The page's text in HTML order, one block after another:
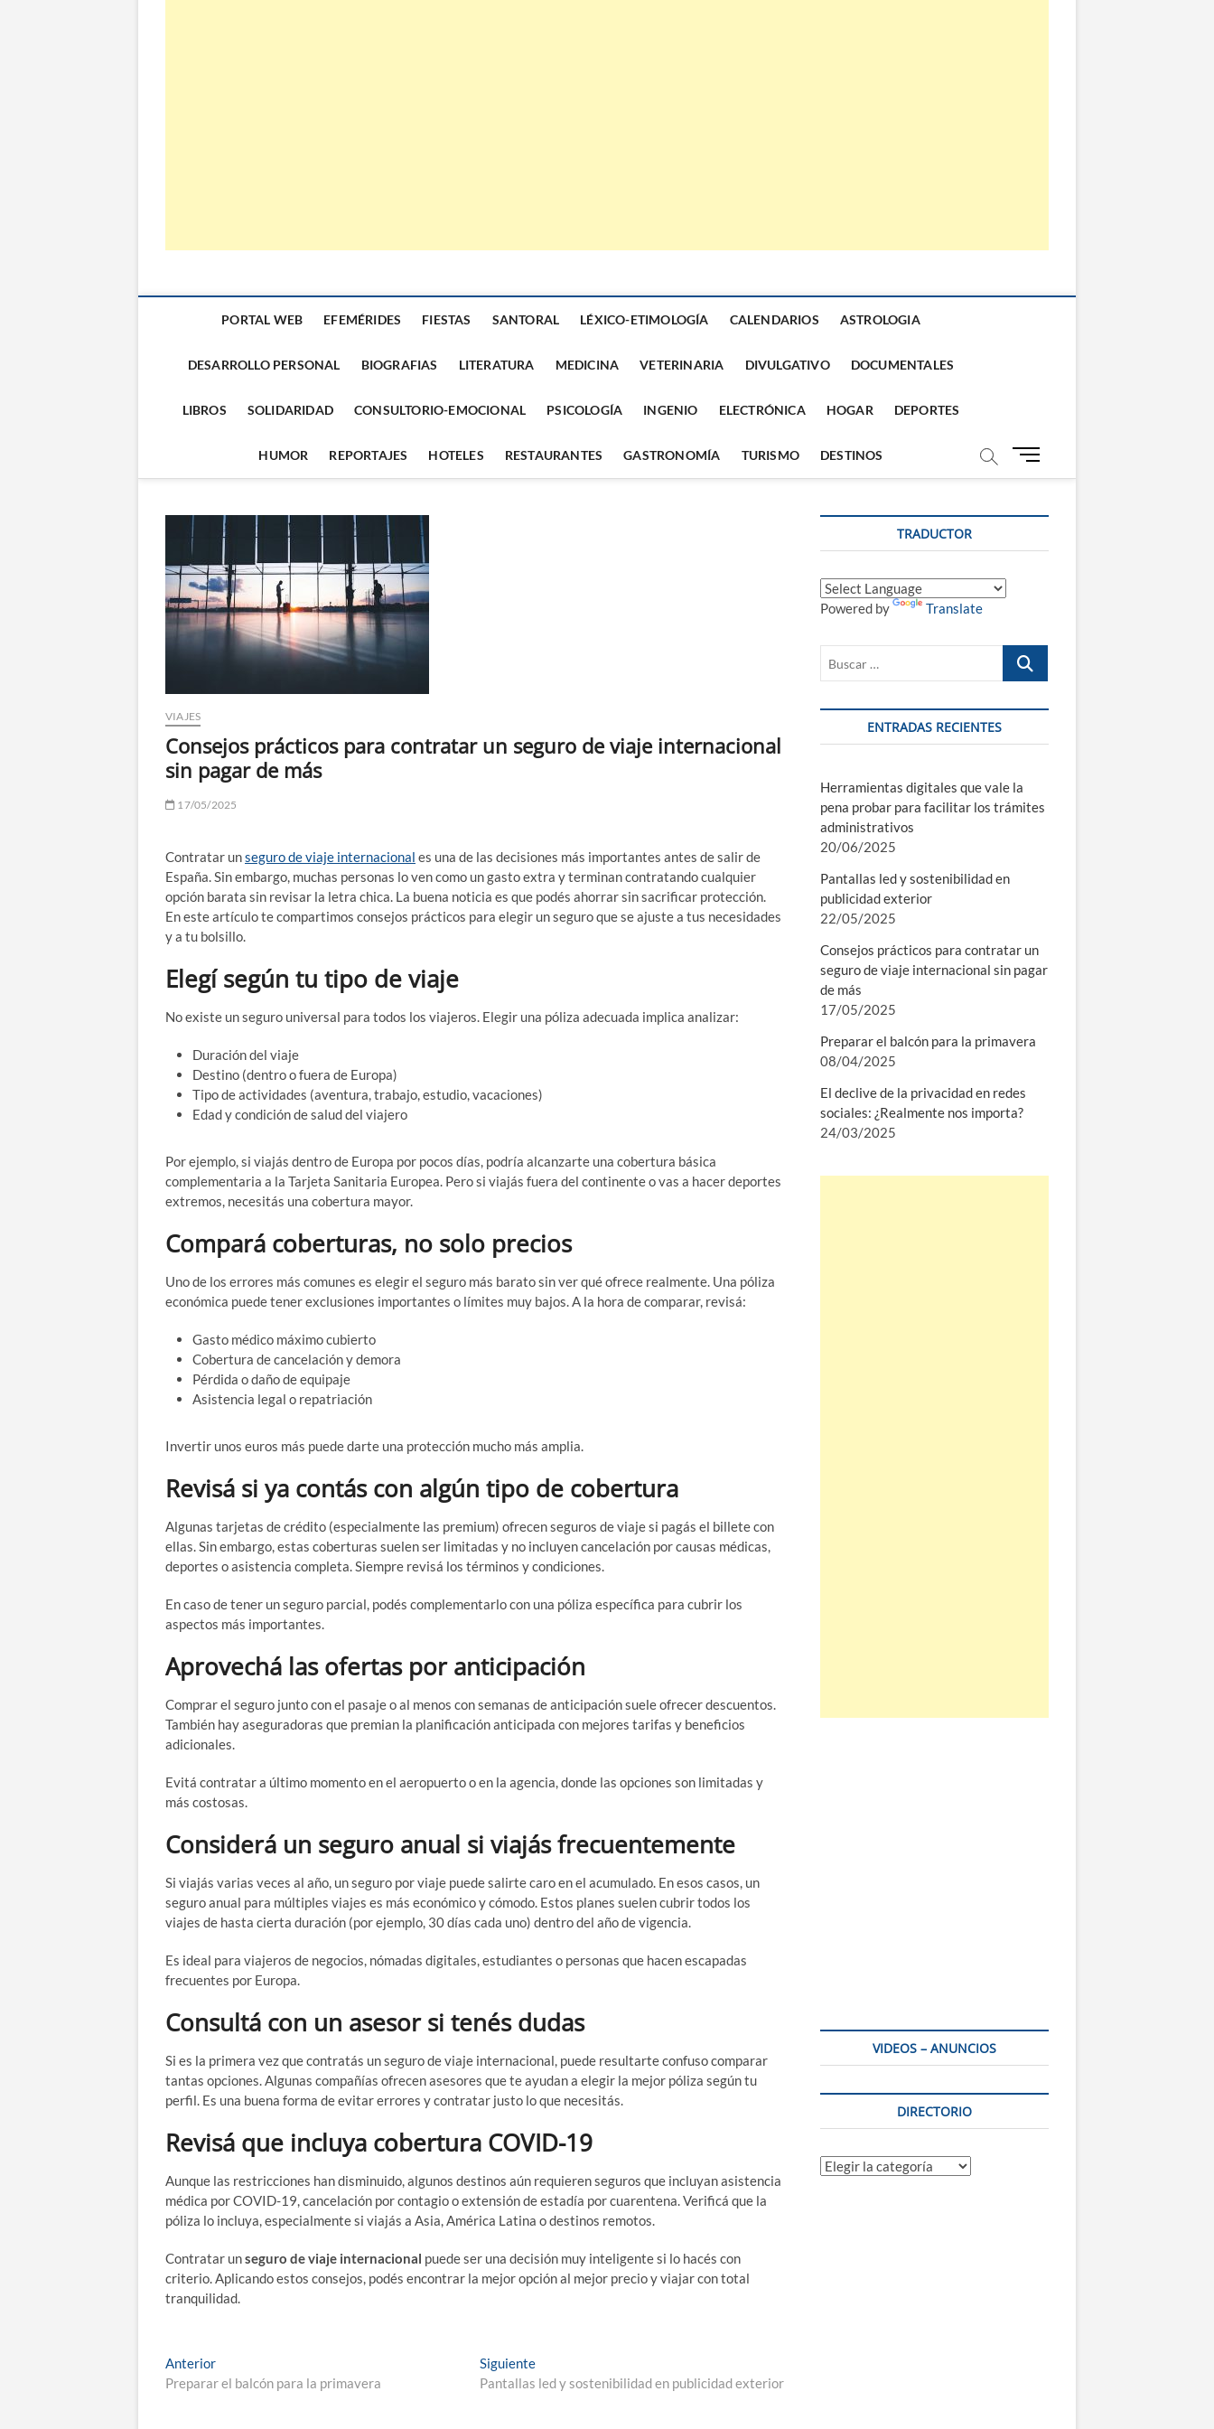
PORTAL WEB EFEMÉRIDES FIESTAS SANTORAL LÉXICO-ETIMOLOGÍA CALENDARIOS ASTROLOGIA
DESARROLLO PERSONAL BIOGRAFIAS LITERATURA MEDICINA VETERINARIA DIVULGATIVO DOCUMENTALES
LIBROS SOLIDARIDAD CONSULTORIO-EMOCIONAL PSICOLOGÍA INGENIO ELECTRÓNICA HOGAR DEPORTES
HUMOR REPORTAJES HOTELES RESTAURANTES GASTRONOMÍA TURISMO DESTINOS
B
ó
d
ú
VIAJES
Consejos prácticos para contratar un seguro de viaje internacional
sin pagar de más
17/05/2025
Contratar unseguro de viaje internacional es una de las decisiones más importantes antes de salir de
España. Sin embargo, muchas personas lo ven como un gasto extra y terminan contratando cualquier
opción barata sin revisar la letra chica. La buena noticia es que podés ahorrar sin sacrificar protección.
En este artículo te compartimos consejos prácticos para elegir un seguro que se ajuste a tus necesidades
y a tu bolsillo.
Elegí según tu tipo de viaje
No existe un seguro universal para todos los viajeros. Elegir una póliza adecuada implica analizar:
Duración del viaje
Destino (dentro o fuera de Europa)
Tipo de actividades (aventura, trabajo, estudio, vacaciones)
Edad y condición de salud del viajero
Por ejemplo, si viajás dentro de Europa por pocos días, podría alcanzarte una cobertura básica
complementaria a la Tarjeta Sanitaria Europea. Pero si viajás fuera del continente o vas a hacer deportes
extremos, necesitás una cobertura mayor.
Compará coberturas, no solo precios
Uno de los errores más comunes es elegir el seguro más barato sin ver qué ofrece realmente. Una póliza
económica puede tener exclusiones importantes o límites muy bajos. A la hora de comparar, revisá:
Gasto médico máximo cubierto
Cobertura de cancelación y demora
Pérdida o daño de equipaje
Asistencia legal o repatriación
Invertir unos euros más puede darte una protección mucho más amplia.
Revisá si ya contás con algún tipo de cobertura
Algunas tarjetas de crédito (especialmente las premium) ofrecen seguros de viaje si pagás el billete con
ellas. Sin embargo, estas coberturas suelen ser limitadas y no incluyen cancelación por causas médicas,
deportes o asistencia completa. Siempre revisá los términos y condiciones.
En caso de tener un seguro parcial, podés complementarlo con una póliza específica para cubrir los
aspectos más importantes.
Aprovechá las ofertas por anticipación
Comprar el seguro junto con el pasaje o al menos con semanas de anticipación suele ofrecer descuentos.
También hay aseguradoras que premian la planificación anticipada con mejores tarifas y beneficios
adicionales.
Evitá contratar a último momento en el aeropuerto o en la agencia, donde las opciones son limitadas y
más costosas.
Considerá un seguro anual si viajás frecuentemente
Si viajás varias veces al año, un seguro por viaje puede salirte caro en el acumulado. En esos casos, un
seguro anual para múltiples viajes es más económico y cómodo. Estos planes suelen cubrir todos los
viajes de hasta cierta duración (por ejemplo, 30 días cada uno) dentro del año de vigencia.
Es ideal para viajeros de negocios, nómadas digitales, estudiantes o personas que hacen escapadas
frecuentes por Europa.
Consultá con un asesor si tenés dudas
Si es la primera vez que contratás un seguro de viaje internacional, puede resultarte confuso comparar
tantas opciones. Algunas compañías ofrecen asesores que te ayudan a elegir la mejor póliza según tu
perfil. Es una buena forma de evitar errores y contratar justo lo que necesitás.
Revisá que incluya cobertura COVID-19
Aunque las restricciones han disminuido, algunos destinos aún requieren seguros que incluyan asistencia
médica por COVID-19, cancelación por contagio o extensión de estadía por cuarentena. Verificá que la
póliza lo incluya, especialmente si viajás a Asia, América Latina o destinos remotos.
Contratar unseguro de viaje internacional puede ser una decisión muy inteligente si lo hacés con
criterio. Aplicando estos consejos, podés encontrar la mejor opción al mejor precio y viajar con total
tranquilidad.
Navegación
de
AnteriorEntrada
anterior:
Preparar el balcón para la primavera
SiguienteEntrada
siguiente:
Pantallas led y sostenibilidad en publicidad exterior
TRADUCTOR
Powered by Translate
Buscar
ENTRADAS RECIENTES
Herramientas digitales que vale la
pena probar para facilitar los trámites
administrativos
20/06/2025
Pantallas led y sostenibilidad en
publicidad exterior
22/05/2025
Consejos prácticos para contratar un
seguro de viaje internacional sin pagar
de más
17/05/2025
Preparar el balcón para la primavera
08/04/2025
El declive de la privacidad en redes
sociales: ¿Realmente nos importa?
24/03/2025
VIDEOS – ANUNCIOS
DIRECTORIO
Directorio